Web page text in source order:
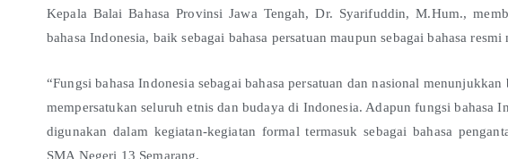
Kepala Balai Bahasa Provinsi Jawa Tengah, Dr. Syarifuddin, M.Hum.,
bahasa Indonesia, baik sebagai bahasa persatuan maupun sebagai bahasa resmi
“Fungsi bahasa Indonesia sebagai bahasa persatuan dan nasional
mempersatukan seluruh etnis dan budaya di Indonesia. Adapun fungsi bahasa
digunakan dalam kegiatan-kegiatan formal termasuk sebagai bahasa
SMA Negeri 13 Semarang.